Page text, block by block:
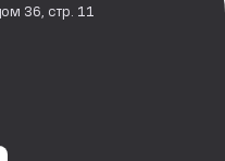
36, стр. 11